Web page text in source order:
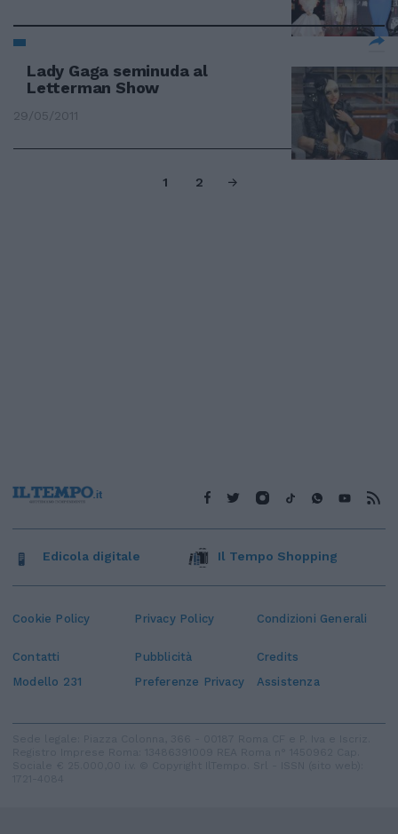
Lady Gaga seminuda al
Letterman Show
29/05/2011
1 2
Cookie Policy Privacy Policy Condizioni Generali
Contatti Pubblicità
Credits
Modello 231
Preferenze Privacy Assistenza
Edicola digitale Il Tempo Shopping